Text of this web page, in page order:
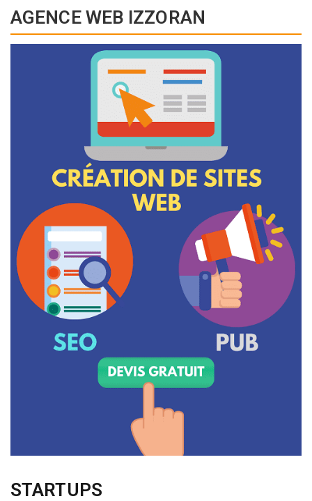
AGENCE WEB IZZORAN
STARTUPS